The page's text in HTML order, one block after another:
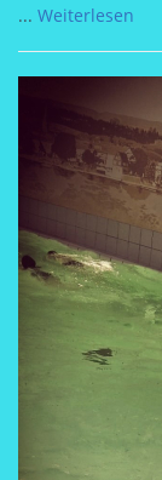
... Weiterlesen